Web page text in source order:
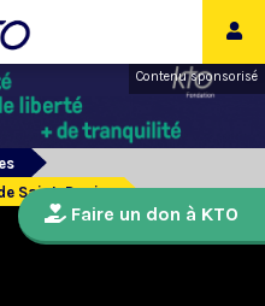
Contenu sponsorisé
Saint-Denis
Faire un don à KTO